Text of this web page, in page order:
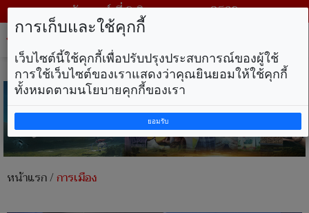
วันเสาร์ ที่ 8 สิงหาคม พ.ศ. 2569
หน้าแรก/การเมือง
การเก็บและใช้คุกกี้
เว็บไซต์นี้ใช้คุกกี้เพื่อปรับปรุงประสบการณ์ของผู้ใช้
การใช้เว็บไซต์ของเราแสดงว่าคุณยินยอมให้ใช้คุกกี้
ทั้งหมดตามนโยบายคุกกี้ของเรา
ยอมรับ